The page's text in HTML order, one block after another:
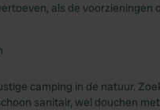
als de voorzieningen
camping in de natuur.
sanitair, wel douchen